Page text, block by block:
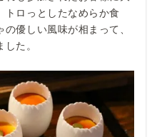
トロっとしたなめらか食
優しい風味が相まって、
た。